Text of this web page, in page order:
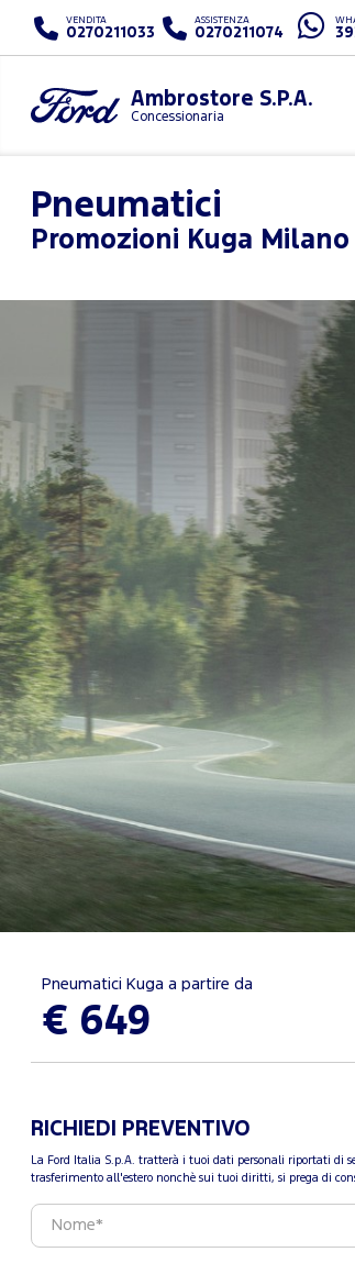
VENDITA
0270211033
ASSISTENZA
0270211074
Ambrostore S.P.A.
Concessionaria
Pneumatici
Promozioni Kuga
Pneumatici Kuga a partire da
€ 649
RICHIEDI PREVENTIVO
La Ford Italia S.p.A. tratterà i tuoi dati personali riportati di
trasferimento all'estero nonchè sui tuoi diritti, si prega di